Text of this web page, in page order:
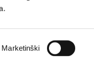
Marketinški